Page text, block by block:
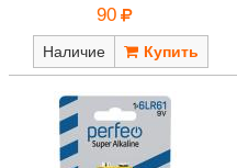
90
Наличие